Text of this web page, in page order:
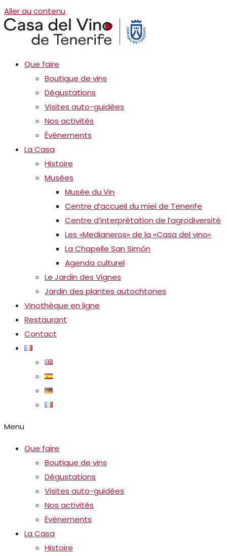
Aller au contenu
Que faire
Boutique de vins
Dégustations
Visites auto-guidées
Nos activités
Événements
La Casa
Histoire
Musées
Musée du Vin
Centre d’accueil du miel de Tenerife
Centre d’interprétation de l’agrodiversité
Les «Medianeros» de la «Casa del vino»
La Chapelle San Simón
Agenda culturel
Le Jardin des Vignes
Jardin des plantes autochtones
Vinothèque en ligne
Restaurant
Contact
Menu
Que faire
Boutique de vins
Dégustations
Visites auto-guidées
Nos activités
Événements
La Casa
Histoire